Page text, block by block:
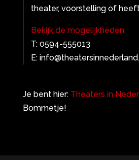
theater, voorstelling of
Bekijk de mogelijkheden
T: 0594-555013
E:
Je bent hier: Theaters in
Bommetje!